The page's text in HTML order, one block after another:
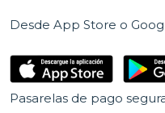
Desde App Store o
Pasarelas de pago